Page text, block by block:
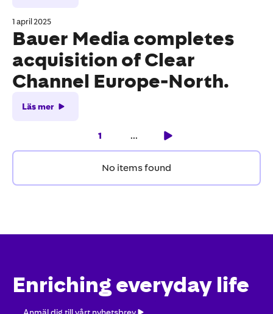
1 april 2025
Bauer Media completes
acquisition of Clear
Channel Europe-North.
Läs mer
1 ...
No items found
Enriching everyday life
Anmäl dig till vårt nyhetsbrev